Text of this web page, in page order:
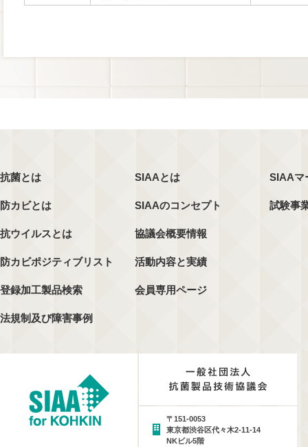
抗菌とは
防カビとは
抗ウイルスとは
防カビポジティブリスト
登録加工製品検索
法規制及び障害事例
SIAAとは
SIAAのコンセプト
協議会概要情報
活動内容と実績
会員専用ページ
SIAAマ
試験事
〒151-0053
東京都渋谷区代々木2-11-14
NKビル5階